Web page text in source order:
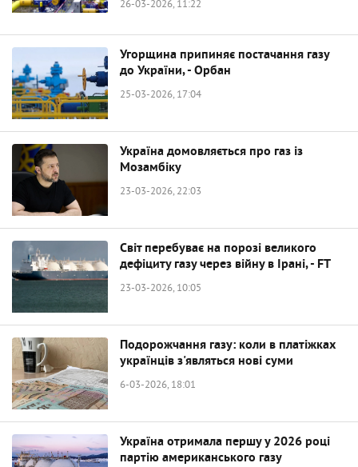
26-03-2026, 11:22
Угорщина припиняє постачання газу
до України, - Орбан
25-03-2026, 17:04
Україна домовляється про газ із
Мозамбіку
23-03-2026, 22:03
Світ перебуває на порозі великого
дефіциту газу через війну в Ірані, - FT
23-03-2026, 10:05
Подорожчання газу: коли в платіжках
українців з'являться нові суми
6-03-2026, 18:01
Україна отримала першу у 2026 році
партію американського газу